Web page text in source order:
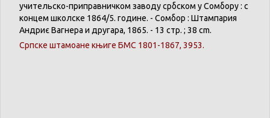
учительско-приправничком заводусрбском уСомбору: с
концем школске 1864/5. године. - Сомбор : Штампария
АндриєВагнера и другара, 1865. - 13 стр. ; 38 cm.
Српске штамоане књиге БМС 1801-1867, 3953.